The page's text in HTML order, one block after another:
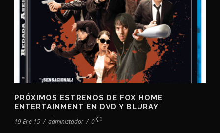
PRÓXIMOS ESTRENOS DE FOX HOME
ENTERTAINMENT EN DVD Y BLURAY
19 Ene 15 / administador / 0